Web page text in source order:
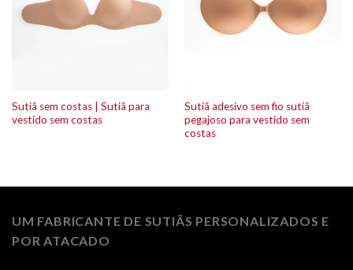
Sutiã sem costas | Sutiã para
vestido sem costas
Sutiã adesivo sem fio sutiã
pegajoso para vestido sem
costas
UM FABRICANTE DE SUTIÃS PERSONALIZADOS E
POR ATACADO